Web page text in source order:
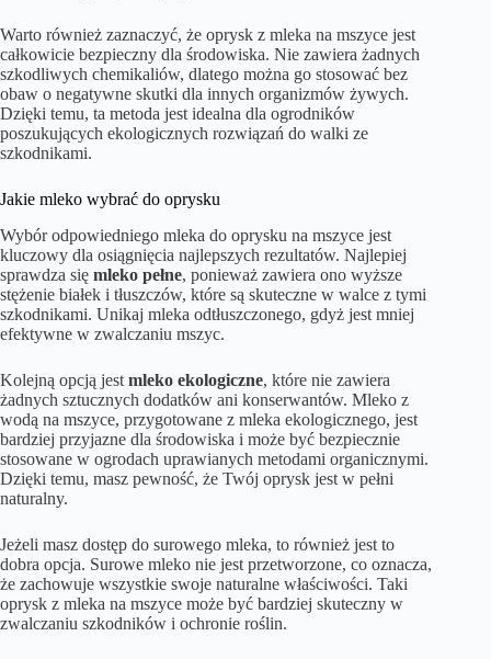
Warto również zaznaczyć, że oprysk z mleka na mszyce jest
całkowicie bezpieczny dla środowiska. Nie zawiera żadnych
szkodliwych chemikaliów, dlatego można go stosować bez
obaw o negatywne skutki dla innych organizmów żywych.
Dzięki temu, ta metoda jest idealna dla ogrodników
poszukujących ekologicznych rozwiązań do walki ze
szkodnikami.
Jakie mleko wybrać do oprysku
Wybór odpowiedniego mleka do oprysku na mszyce jest
kluczowy dla osiągnięcia najlepszych rezultatów. Najlepiej
sprawdza się mleko pełne, ponieważ zawiera ono wyższe
stężenie białek i tłuszczów, które są skuteczne w walce z tymi
szkodnikami. Unikaj mleka odtłuszczonego, gdyż jest mniej
efektywne w zwalczaniu mszyc.
Kolejną opcją jest mleko ekologiczne, które nie zawiera
żadnych sztucznych dodatków ani konserwantów. Mleko z
wodą na mszyce, przygotowane z mleka ekologicznego, jest
bardziej przyjazne dla środowiska i może być bezpiecznie
stosowane w ogrodach uprawianych metodami organicznymi.
Dzięki temu, masz pewność, że Twój oprysk jest w pełni
naturalny.
Jeżeli masz dostęp do surowego mleka, to również jest to
dobra opcja. Surowe mleko nie jest przetworzone, co oznacza,
że zachowuje wszystkie swoje naturalne właściwości. Taki
oprysk z mleka na mszyce może być bardziej skuteczny w
zwalczaniu szkodników i ochronie roślin.